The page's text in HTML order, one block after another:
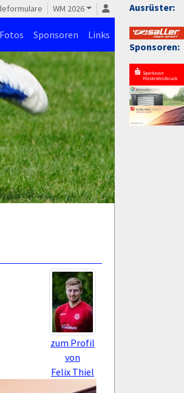
Ausrüster:
Sponsoren:
WM 2026
Fotos Sponsoren Links
zum Profil
von
Felix Thiel